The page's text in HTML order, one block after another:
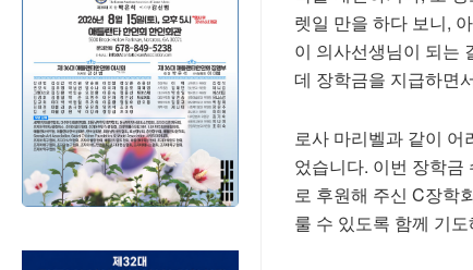
렛일 만을 하다 보니,
이 의사선생님이 되는
데 장학금을 지급하면
로사 마리벨과 같이 어
었습니다. 이번 장학금
로 후원해 주신 C장학
룰 수 있도록 함께 기도